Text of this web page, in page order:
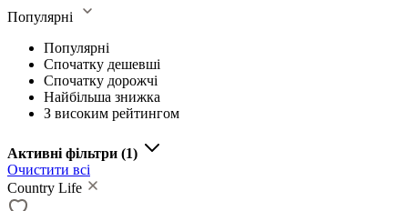
Популярні
Популярні
Спочатку дешевші
Спочатку дорожчі
Найбільша знижка
З високим рейтингом
Активні фільтри (1)
Очистити всі
Country Life